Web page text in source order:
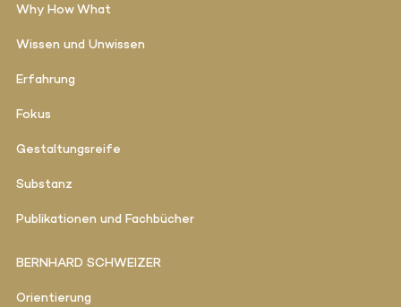
Why How What
Wissen und Unwissen
Erfahrung
Fokus
Gestaltungsreife
Substanz
Publikationen und Fachbücher
BERNHARD SCHWEIZER
Orientierung